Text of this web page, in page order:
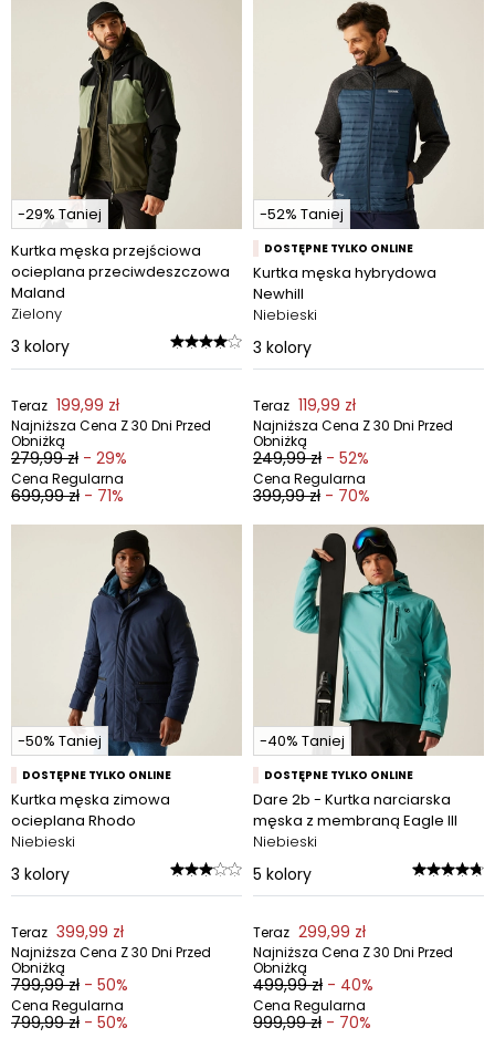
-29% Taniej
Kurtka męska przejściowa
ocieplana przeciwdeszczowa
Maland
Zielony
3 kolory
Teraz 199,99 zł
Najniższa Cena Z 30 Dni Przed
Obniżką
279,99 zł - 29%
Cena Regularna
699,99 zł - 71%
-52% Taniej
DOSTĘPNE TYLKO ONLINE
Kurtka męska hybrydowa
Newhill
Niebieski
3 kolory
Teraz 119,99 zł
Najniższa Cena Z 30 Dni Przed
Obniżką
249,99 zł - 52%
Cena Regularna
399,99 zł - 70%
-50% Taniej
DOSTĘPNE TYLKO ONLINE
Kurtka męska zimowa
ocieplana Rhodo
Niebieski
3 kolory
Teraz 399,99 zł
Najniższa Cena Z 30 Dni Przed
Obniżką
799,99 zł - 50%
Cena Regularna
799,99 zł - 50%
-40% Taniej
DOSTĘPNE TYLKO ONLINE
Dare 2b - Kurtka narciarska
męska z membraną Eagle III
Niebieski
5 kolory
Teraz 299,99 zł
Najniższa Cena Z 30 Dni Przed
Obniżką
499,99 zł - 40%
Cena Regularna
999,99 zł - 70%